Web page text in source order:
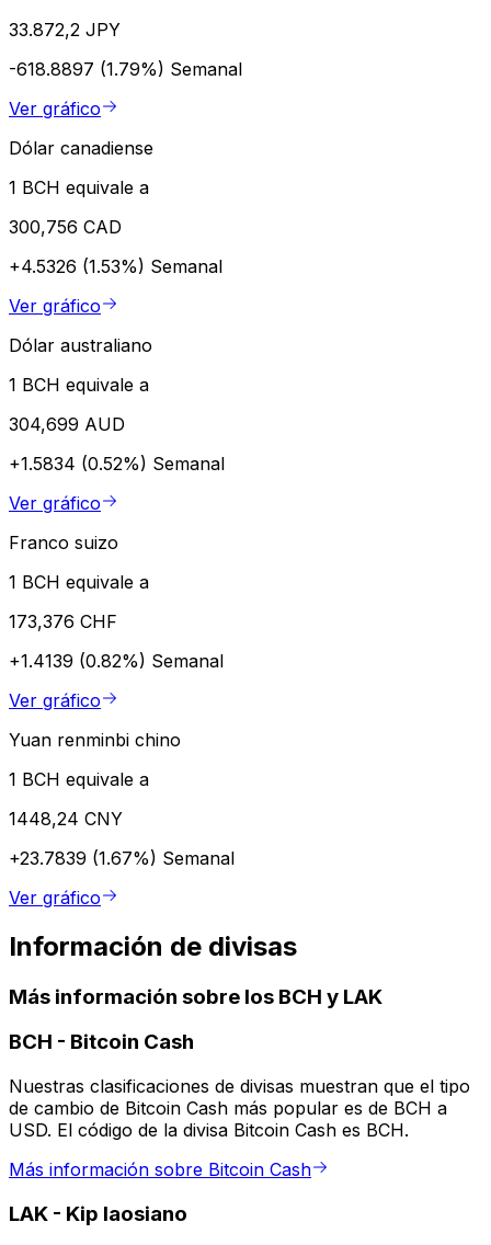
33.872,2 JPY
-618.8897 (1.79%) Semanal
Ver gráfico
Dólar canadiense
1 BCH equivale a
300,756 CAD
+4.5326 (1.53%) Semanal
Ver gráfico
Dólar australiano
1 BCH equivale a
304,699 AUD
+1.5834 (0.52%) Semanal
Ver gráfico
Franco suizo
1 BCH equivale a
173,376 CHF
+1.4139 (0.82%) Semanal
Ver gráfico
Yuan renminbi chino
1 BCH equivale a
1448,24 CNY
+23.7839 (1.67%) Semanal
Ver gráfico
Información de divisas
Más información sobre los BCH y LAK
BCH - Bitcoin Cash
Nuestras clasificaciones de divisas muestran que el tipo
de cambio de Bitcoin Cash más popular es de BCH a
USD. El código de la divisa Bitcoin Cash es BCH.
Más información sobre Bitcoin Cash
LAK - Kip laosiano